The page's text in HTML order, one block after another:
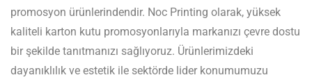
promosyon ürünlerindendir. Noc Printing olarak, yüksek
kaliteli karton kutu promosyonlarıyla markanızı çevre dostu
bir şekilde tanıtmanızı sağlıyoruz. Ürünlerimizdeki
dayanıklılık ve estetik ile sektörde lider konumumuzu